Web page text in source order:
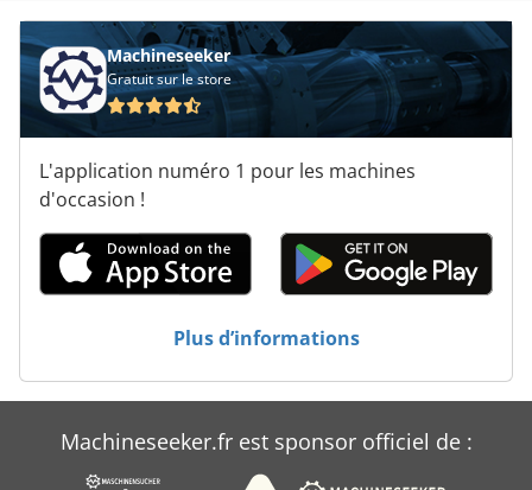
Portail De Fraiseuse
Machineseeker
Gratuit sur le store
L'application numéro 1 pour les machines
d'occasion !
Plus d’informations
Machineseeker.fr est sponsor officiel de :